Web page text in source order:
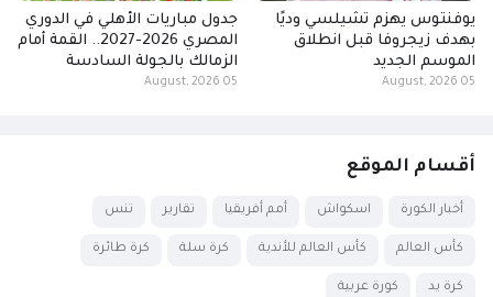
يوفنتوس يهزم تشيلسي وديًا
بهدف زيجروفا قبل انطلاق
الموسم الجديد
05 August, 2026
جدول مباريات الأهلي في الدوري
المصري 2026-2027.. القمة أمام
الزمالك بالجولة السادسة
05 August, 2026
أقسام الموقع
أخبار الكورة اسكواش أمم أفريقيا تقارير تنس
كأس العالم كأس العالم للأندية كرة سلة كرة طائرة
كرة يد كورة عربية